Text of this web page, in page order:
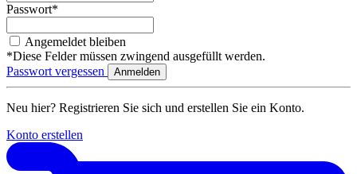
Passwort*
Angemeldet bleiben
*Diese Felder müssen zwingend ausgefüllt werden.
Passwort vergessen
Neu hier? Registrieren Sie sich und erstellen Sie ein Konto.
Konto erstellen